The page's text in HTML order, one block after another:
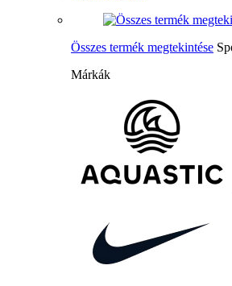
Összes termék megtekintése
Márkák